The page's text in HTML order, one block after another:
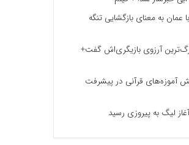
عمان به معنای بازگشایی تنگه
آرزوی بازیگری‌اش گفت+
آموزه‌های قرآنی در پیشرفت
لیگ به پیروزی رسید